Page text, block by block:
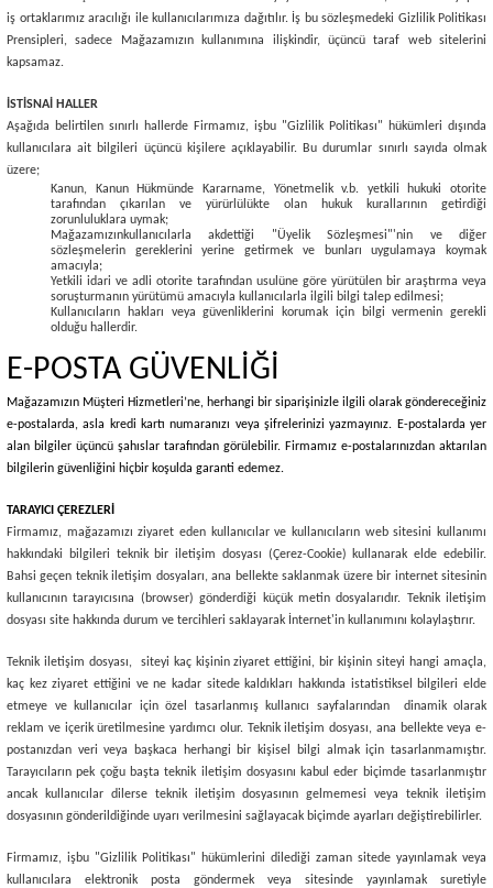
iş ortaklarımız aracılığı ile kullanıcılarımıza dağıtılır. İş bu sözleşmedeki Gizlilik Politikası
Prensipleri, sadece Mağazamızın kullanımına ilişkindir, üçüncü taraf web sitelerini
kapsamaz.
İSTİSNAİ HALLER
Aşağıda belirtilen sınırlı hallerde Firmamız, işbu "Gizlilik Politikası" hükümleri dışında
kullanıcılara ait bilgileri üçüncü kişilere açıklayabilir. Bu durumlar sınırlı sayıda olmak
üzere;
Kanun, Kanun Hükmünde Kararname, Yönetmelik v.b. yetkili hukuki otorite
tarafından çıkarılan ve yürürlülükte olan hukuk kurallarının getirdiği
zorunluluklara uymak;
Mağazamızınkullanıcılarla akdettiği "Üyelik Sözleşmesi"'nin ve diğer
sözleşmelerin gereklerini yerine getirmek ve bunları uygulamaya koymak
amacıyla;
Yetkili idari ve adli otorite tarafından usulüne göre yürütülen bir araştırma veya
soruşturmanın yürütümü amacıyla kullanıcılarla ilgili bilgi talep edilmesi;
Kullanıcıların hakları veya güvenliklerini korumak için bilgi vermenin gerekli
olduğu hallerdir.
E-POSTA GÜVENLİĞİ
Mağazamızın Müşteri Hizmetleri’ne, herhangi bir siparişinizle ilgili olarak göndereceğiniz
e-postalarda, asla kredi kartı numaranızı veya şifrelerinizi yazmayınız. E-postalarda yer
alan bilgiler üçüncü şahıslar tarafından görülebilir. Firmamız e-postalarınızdan aktarılan
bilgilerin güvenliğini hiçbir koşulda garanti edemez.
TARAYICI ÇEREZLERİ
Firmamız, mağazamızı ziyaret eden kullanıcılar ve kullanıcıların web sitesini kullanımı
hakkındaki bilgileri teknik bir iletişim dosyası (Çerez-Cookie) kullanarak elde edebilir.
Bahsi geçen teknik iletişim dosyaları, ana bellekte saklanmak üzere bir internet sitesinin
kullanıcının tarayıcısına (browser) gönderdiği küçük metin dosyalarıdır. Teknik iletişim
dosyası site hakkında durum ve tercihleri saklayarak İnternet'in kullanımını kolaylaştırır.
Teknik iletişim dosyası, siteyi kaç kişinin ziyaret ettiğini, bir kişinin siteyi hangi amaçla,
kaç kez ziyaret ettiğini ve ne kadar sitede kaldıkları hakkında istatistiksel bilgileri elde
etmeye ve kullanıcılar için özel tasarlanmış kullanıcı sayfalarından dinamik olarak
reklam ve içerik üretilmesine yardımcı olur. Teknik iletişim dosyası, ana bellekte veya e-
postanızdan veri veya başkaca herhangi bir kişisel bilgi almak için tasarlanmamıştır.
Tarayıcıların pek çoğu başta teknik iletişim dosyasını kabul eder biçimde tasarlanmıştır
ancak kullanıcılar dilerse teknik iletişim dosyasının gelmemesi veya teknik iletişim
dosyasının gönderildiğinde uyarı verilmesini sağlayacak biçimde ayarları değiştirebilirler.
Firmamız, işbu "Gizlilik Politikası" hükümlerini dilediği zaman sitede yayınlamak veya
kullanıcılara elektronik posta göndermek veya sitesinde yayınlamak suretiyle